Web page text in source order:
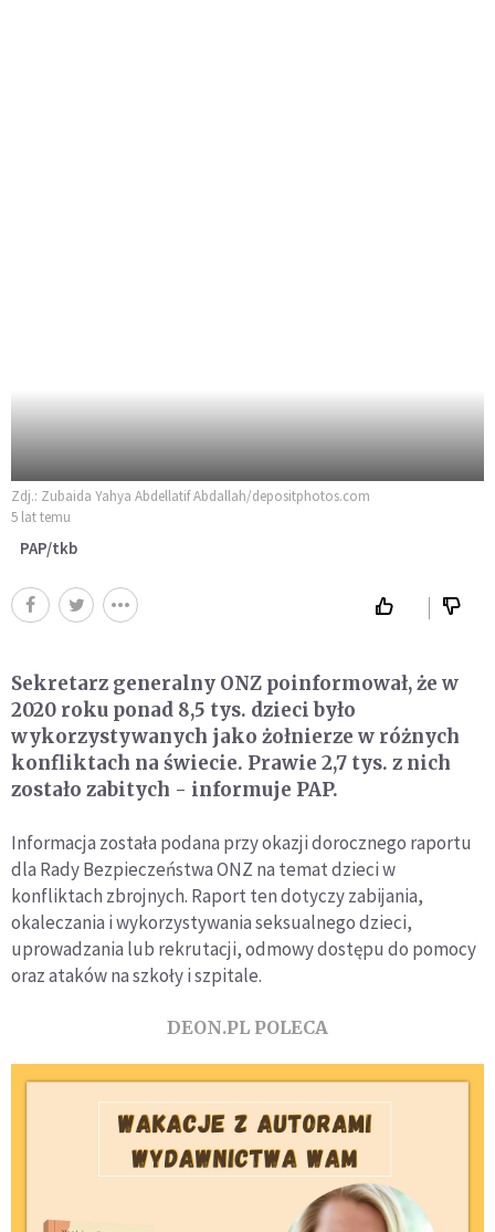
Zdj.: Zubaida Yahya Abdellatif Abdallah/depositphotos.com
5 lat temu
PAP/tkb
Sekretarz generalny ONZ poinformował, że w
2020 roku ponad 8,5 tys. dzieci było
wykorzystywanych jako żołnierze w różnych
konfliktach na świecie. Prawie 2,7 tys. z nich
zostało zabitych - informuje PAP.
Informacja została podana przy okazji dorocznego raportu
dla Rady Bezpieczeństwa ONZ na temat dzieci w
konfliktach zbrojnych. Raport ten dotyczy zabijania,
okaleczania i wykorzystywania seksualnego dzieci,
uprowadzania lub rekrutacji, odmowy dostępu do pomocy
oraz ataków na szkoły i szpitale.
DEON.PL POLECA